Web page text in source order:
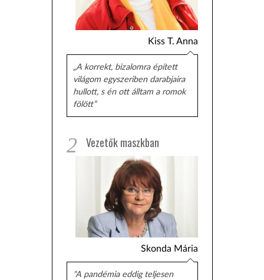
Kiss T. Anna
„A korrekt, bizalomra épített
világom egyszeriben darabjaira
hullott, s én ott álltam a romok
fölött”
2 Vezetők maszkban
Skonda Mária
"A pandémia eddig teljesen